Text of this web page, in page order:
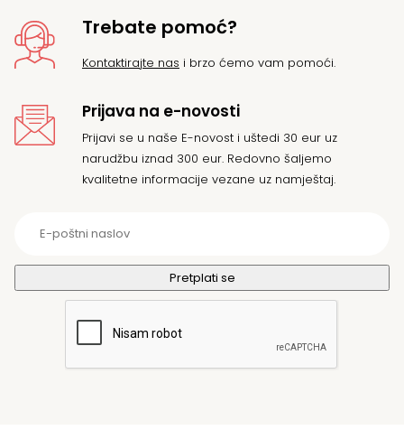
Trebate pomoć?
Kontaktirajte nas i brzo ćemo vam pomoći.
Prijava na e-novosti
Prijavi se u naše E-novost i uštedi 30 eur uz
narudžbu iznad 300 eur. Redovno šaljemo
kvalitetne informacije vezane uz namještaj.